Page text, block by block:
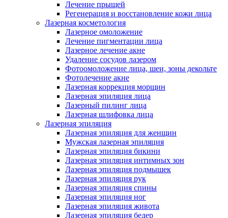
Лечение прыщей
Регенерация и восстановление кожи лица
Лазерная косметология
Лазерное омоложение
Лечение пигментации лица
Лазерное лечение акне
Удаление сосудов лазером
Фотоомоложение лица, шеи, зоны декольте
Фотолечение акне
Лазерная коррекция морщин
Лазерная эпиляция лица
Лазерный пилинг лица
Лазерная шлифовка лица
Лазерная эпиляция
Лазерная эпиляция для женщин
Мужская лазерная эпиляция
Лазерная эпиляция бикини
Лазерная эпиляция интимных зон
Лазерная эпиляция подмышек
Лазерная эпиляция рук
Лазерная эпиляция спины
Лазерная эпиляция ног
Лазерная эпиляция живота
Лазерная эпиляция бедер